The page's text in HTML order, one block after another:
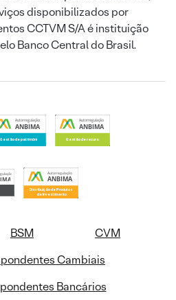
disponibilizados por
CCTVM S/A é instituição
Banco Central do Brasil.
BSM
CVM
Cambiais
Bancários